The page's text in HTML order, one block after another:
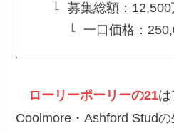
募集総額：12,500
一口価格：
ローリーポーリーの21は
Coolmore・Ashford Stud